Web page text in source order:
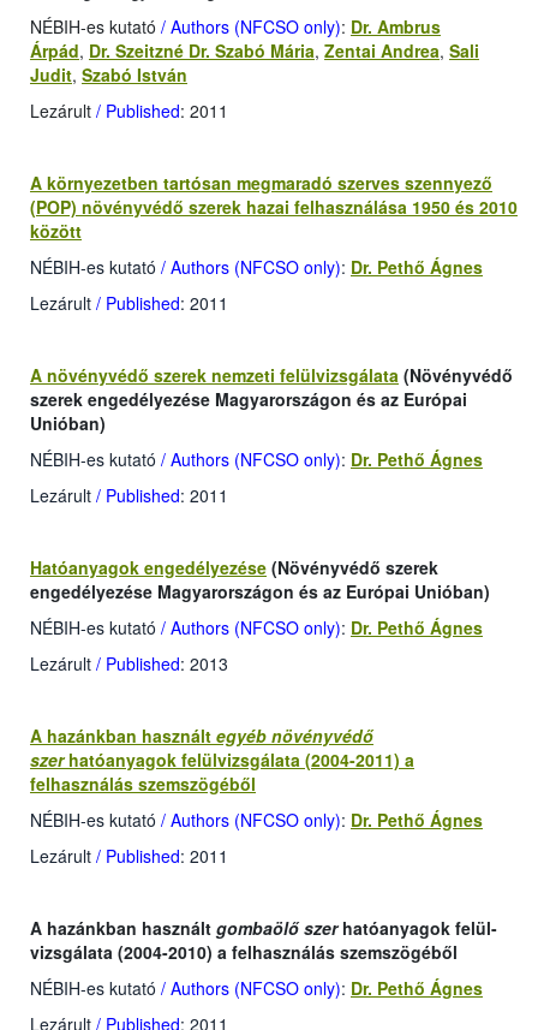
NÉBIH-es kutató / Authors (NFCSO only): Dr. Ambrus
Árpád, Dr. Szeitzné Dr. Szabó Mária, Zentai Andrea, Sali
Judit, Szabó István
Lezárult / Published: 2011
A környezetben tartósan megmaradó szerves szennyező
(POP) növényvédő szerek hazai felhasználása 1950 és 2010
között
NÉBIH-es kutató / Authors (NFCSO only): Dr. Pethő Ágnes
Lezárult / Published: 2011
A növényvédő szerek nemzeti felülvizsgálata (Növényvédő
szerek engedélyezése Magyarországon és az Európai
Unióban)
NÉBIH-es kutató / Authors (NFCSO only): Dr. Pethő Ágnes
Lezárult / Published: 2011
Hatóanyagok engedélyezése (Növényvédő szerek
engedélyezése Magyarországon és az Európai Unióban)
NÉBIH-es kutató / Authors (NFCSO only): Dr. Pethő Ágnes
Lezárult / Published: 2013
A hazánkban használt egyéb növényvédő
szerhatóanyagok felülvizsgálata (2004-2011) a
felhasználás szemszögéből
NÉBIH-es kutató / Authors (NFCSO only): Dr. Pethő Ágnes
Lezárult / Published: 2011
A hazánkban használt gombaölő szerhatóanyagok felül-
vizsgálata (2004-2010) a felhasználás szemszögéből
NÉBIH-es kutató / Authors (NFCSO only): Dr. Pethő Ágnes
Lezárult / Published: 2011